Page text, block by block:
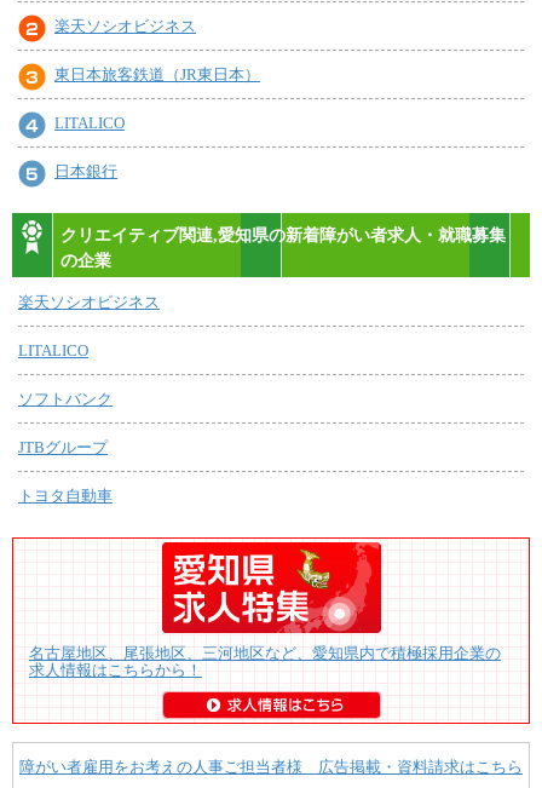
楽天ソシオビジネス
東日本旅客鉄道（JR東日本）
LITALICO
日本銀行
クリエイティブ関連,愛知県の新着障がい者求人・就職募集
の企業
楽天ソシオビジネス
LITALICO
ソフトバンク
JTBグループ
トヨタ自動車
名古屋地区、尾張地区、三河地区など、愛知県内で積極採用企業の
求人情報はこちらから！
障がい者雇用をお考えの人事ご担当者様 広告掲載・資料請求はこちら